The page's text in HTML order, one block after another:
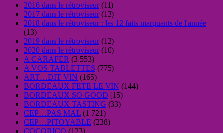
2016 dans le rétroviseur(11)
2017 dans le rétroviseur(13)
2018 dans le rétroviseur : les 12 faits marquants de l'année
(13)
2019 dans le rétroviseur(12)
2020 dans le rétroviseur(10)
A CARAFER (3 553)
A VOS TABLETTES (775)
ART…DIT VIN (165)
BORDEAUX FETE LE VIN (144)
BORDEAUX SO GOOD (15)
BORDEAUX TASTING (33)
CEP…PAS MAL (1 721)
CEP…PITOYABLE (238)
COCORICO (123)